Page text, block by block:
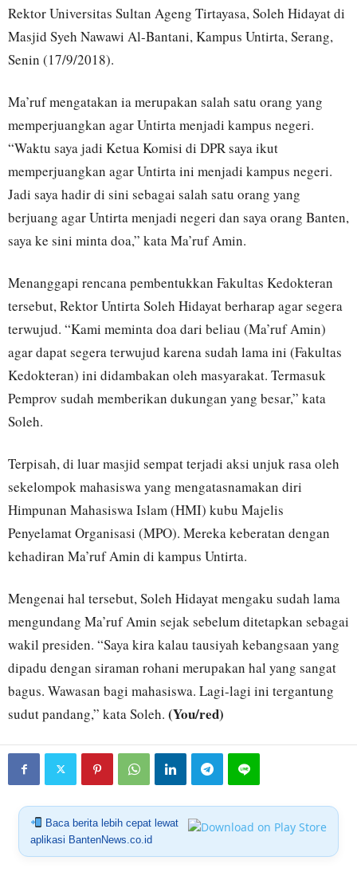
Rektor Universitas Sultan Ageng Tirtayasa, Soleh Hidayat di
Masjid Syeh Nawawi Al-Bantani, Kampus Untirta, Serang,
Senin (17/9/2018).
Ma’ruf mengatakan ia merupakan salah satu orang yang
memperjuangkan agar Untirta menjadi kampus negeri.
“Waktu saya jadi Ketua Komisi di DPR saya ikut
memperjuangkan agar Untirta ini menjadi kampus negeri.
Jadi saya hadir di sini sebagai salah satu orang yang
berjuang agar Untirta menjadi negeri dan saya orang Banten,
saya ke sini minta doa,” kata Ma’ruf Amin.
Menanggapi rencana pembentukkan Fakultas Kedokteran
tersebut, Rektor Untirta Soleh Hidayat berharap agar segera
terwujud. “Kami meminta doa dari beliau (Ma’ruf Amin)
agar dapat segera terwujud karena sudah lama ini (Fakultas
Kedokteran) ini didambakan oleh masyarakat. Termasuk
Pemprov sudah memberikan dukungan yang besar,” kata
Soleh.
Terpisah, di luar masjid sempat terjadi aksi unjuk rasa oleh
sekelompok mahasiswa yang mengatasnamakan diri
Himpunan Mahasiswa Islam (HMI) kubu Majelis
Penyelamat Organisasi (MPO). Mereka keberatan dengan
kehadiran Ma’ruf Amin di kampus Untirta.
Mengenai hal tersebut, Soleh Hidayat mengaku sudah lama
mengundang Ma’ruf Amin sejak sebelum ditetapkan sebagai
wakil presiden. “Saya kira kalau tausiyah kebangsaan yang
dipadu dengan siraman rohani merupakan hal yang sangat
bagus. Wawasan bagi mahasiswa. Lagi-lagi ini tergantung
sudut pandang,” kata Soleh. (You/red)
Baca berita lebih cepat lewat
aplikasi BantenNews.co.id